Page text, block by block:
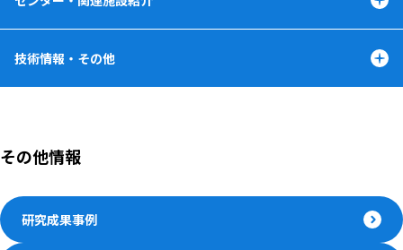
技術情報・その他
その他情報
研究成果事例